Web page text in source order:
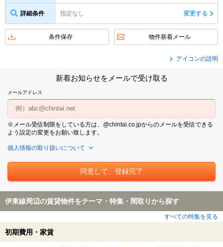
詳細条件 指定なし 変更する
条件保存 物件新着メール
アイコンの説明
新着お知らせをメールで受け取る
メールアドレス
※メール受信制限をしている方は、@chintai.co.jpからのメールを受信できる
よう設定の変更をお願い致します。
個人情報の取り扱いについて
伊東線周辺の賃貸物件をテーマ・特集・間取りから探す
すべての特集を見る
初期費用・家賃